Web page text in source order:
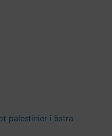
palestinier i östra